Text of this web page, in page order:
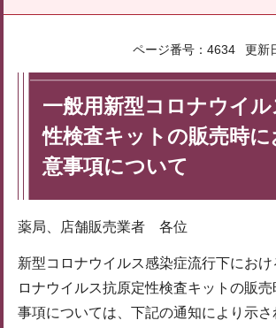
ページ番号：4634 更新
一般用新型コロナウイ
性検査キットの販売時に
意事項について
薬局、店舗販売業者 各位
新型コロナウイルス感染症流行下におけ
ロナウイルス抗原定性検査キットの販
事項については、下記の通知により示